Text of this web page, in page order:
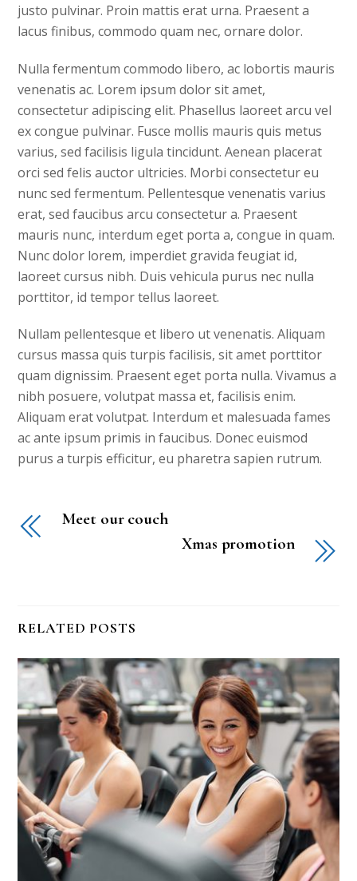
justo pulvinar. Proin mattis erat urna. Praesent a
lacus finibus, commodo quam nec, ornare dolor.
Nulla fermentum commodo libero, ac lobortis mauris
venenatis ac. Lorem ipsum dolor sit amet,
consectetur adipiscing elit. Phasellus laoreet arcu vel
ex congue pulvinar. Fusce mollis mauris quis metus
varius, sed facilisis ligula tincidunt. Aenean placerat
orci sed felis auctor ultricies. Morbi consectetur eu
nunc sed fermentum. Pellentesque venenatis varius
erat, sed faucibus arcu consectetur a. Praesent
mauris nunc, interdum eget porta a, congue in quam.
Nunc dolor lorem, imperdiet gravida feugiat id,
laoreet cursus nibh. Duis vehicula purus nec nulla
porttitor, id tempor tellus laoreet.
Nullam pellentesque et libero ut venenatis. Aliquam
cursus massa quis turpis facilisis, sit amet porttitor
quam dignissim. Praesent eget porta nulla. Vivamus a
nibh posuere, volutpat massa et, facilisis enim.
Aliquam erat volutpat. Interdum et malesuada fames
ac ante ipsum primis in faucibus. Donec euismod
purus a turpis efficitur, eu pharetra sapien rutrum.
Meet our couch
Xmas promotion
RELATED POSTS